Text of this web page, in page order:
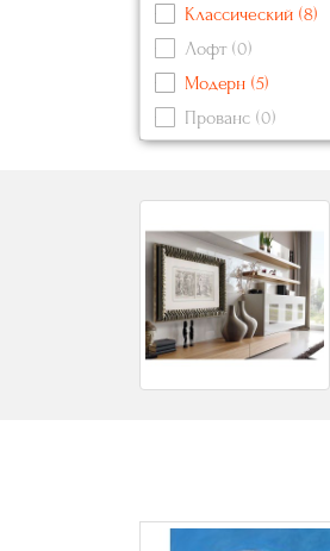
Серебряный
Серый
Синий
Классический (8)
Лофт (0)
Модерн (5)
Прованс (0)
Современный